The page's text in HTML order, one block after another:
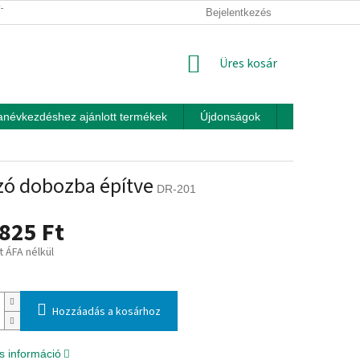
FELTÉTELEK ÜZLETI FELTÉTELEK (ÁSZF)
Bejelentkezés
KOSÁR
Üres kosár
ajánlott termékek Újdonságok
dobozba építve DR-201
Ft
ÁFA nélkül
Hozzáadás a kosárhoz
információ